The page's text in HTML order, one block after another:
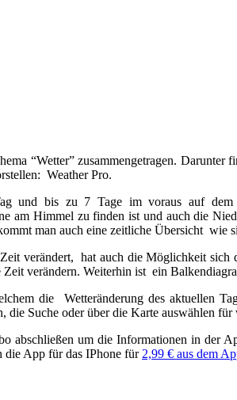
“Wetter” zusammengetragen.
Weather Pro.
bis zu 7 Tage im voraus auf dem
am Himmel zu finden ist und auch die
man auch eine zeitliche Übersicht wie
verändert, hat auch die Möglichkeit
verändern. Weiterhin ist ein
die Wetteränderung des aktuellen
Suche oder über die Karte auswählen
abschließen um die Informationen in der
die App für das IPhone für 2,99 € aus dem